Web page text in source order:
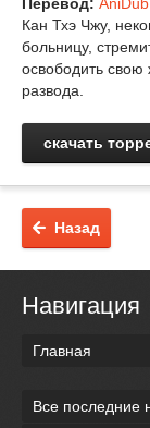
Кан Тхэ Чжу,
больницу,
освободить свою
развода.
скачать
Назад
Навигация
Главная
Все последние